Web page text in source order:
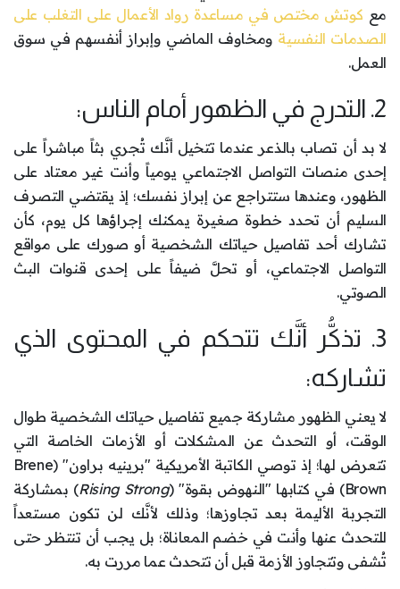
مع كوتش مختص في مساعدة رواد الأعمال على التغلب على
الصدمات النفسية ومخاوف الماضي وإبراز أنفسهم في سوق
العمل.
2. التدرج في الظهور أمام الناس:
لا بد أن تصاب بالذعر عندما تتخيل أنَّك تُجري بثاً مباشراً على
إحدى منصات التواصل الاجتماعي يومياً وأنت غير معتاد على
الظهور، وعندها ستتراجع عن إبراز نفسك؛ إذ يقتضي التصرف
السليم أن تحدد خطوة صغيرة يمكنك إجراؤها كل يوم، كأن
تشارك أحد تفاصيل حياتك الشخصية أو صورك على مواقع
التواصل الاجتماعي، أو تحلَّ ضيفاً على إحدى قنوات البث
الصوتي.
3. تذكُّر أنَّك تتحكم في المحتوى الذي
تشاركه:
لا يعني الظهور مشاركة جميع تفاصيل حياتك الشخصية طوال
الوقت، أو التحدث عن المشكلات أو الأزمات الخاصة التي
تتعرض لها؛ إذ توصي الكاتبة الأمريكية "برينيه براون" (Brene
Brown) في كتابها "النهوض بقوة" (
Rising Strong) بمشاركة
التجربة الأليمة بعد تجاوزها؛ وذلك لأنَّك لن تكون مستعداً
للتحدث عنها وأنت في خضم المعاناة؛ بل يجب أن تنتظر حتى
تُشفى وتتجاوز الأزمة قبل أن تتحدث عما مررت به.